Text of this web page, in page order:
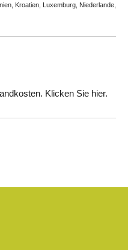
Kroatien, Luxemburg, Niederlande,
Klicken Sie hier.